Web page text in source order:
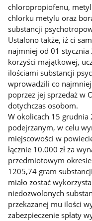
chloropropiofenu,
chlorku metylu oraz
substancji
Ustalono także, iż ci
najmniej od 01
korzyści majątkowej,
ilościami substancji
wprowadzili co
poprzez jej sprzedaż w
dotychczas osobom.
W okolicach 15
podejrzanym, w celu
miejscowości w
łącznie 10.000 zł za
przedmiotowym
1205,74 gram
miało zostać
niedozwolonych
przekazanej mu ilości
zabezpieczenie spłaty